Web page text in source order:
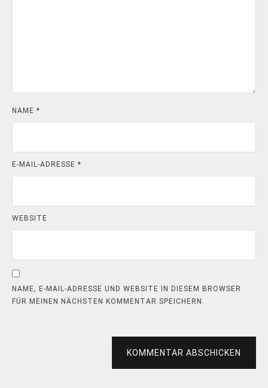
NAME *
E-MAIL-ADRESSE *
WEBSITE
NAME, E-MAIL-ADRESSE UND WEBSITE IN DIESEM BROWSER
FÜR MEINEN NÄCHSTEN KOMMENTAR SPEICHERN.
KOMMENTAR ABSCHICKEN